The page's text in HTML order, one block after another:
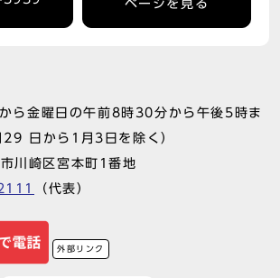
ページを見る
ら金曜日の午前8時30分から午後5時ま
日から1月3日を除く）
川崎区宮本町1番地
（代表）
外部リンク